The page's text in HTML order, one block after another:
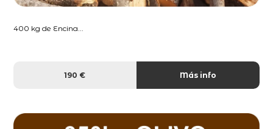
400 kg de Encina...
190 € Más info